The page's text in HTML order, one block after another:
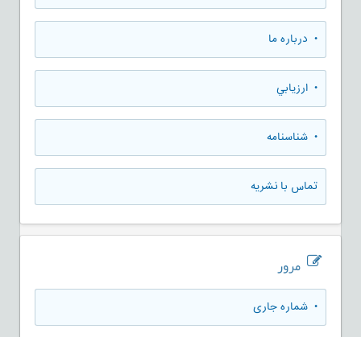
• درباره ما
• ارزيابي
• شناسنامه
تماس با نشریه
مرور
• شماره جاری